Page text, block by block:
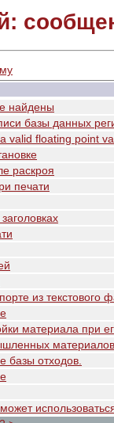
найдены
базы данных
valid floating point
раскроя
печати
из текстового
материала при
базы отходов.